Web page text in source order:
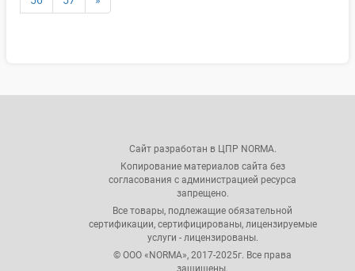
Сайт разработан в ЦПР NORMA.
Копирование материалов сайта без
согласования с администрацией ресурса
запрещено.
Все товары, подлежащие обязательной
сертификации, сертифицированы, лицензируемые
услуги - лицензированы.
© ООО «NORMA», 2017-2025г. Все права
защищены.